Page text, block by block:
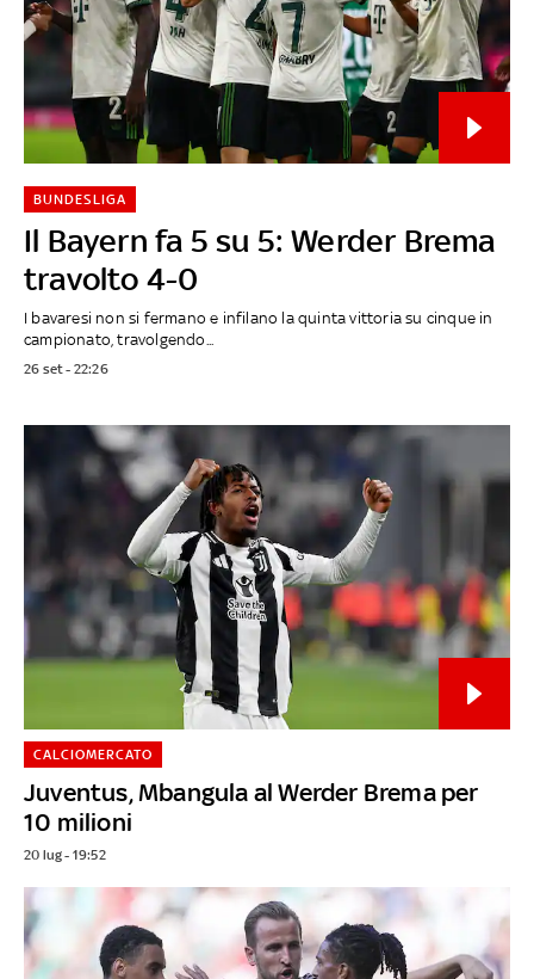
Il Bayern fa 5 su 5: Werder Brema
travolto 4-0
BUNDESLIGA
I bavaresi non si fermano e infilano la quinta vittoria su cinque in
campionato, travolgendo...
26 set - 22:26
Juventus, Mbangula al Werder Brema per
10 milioni
CALCIOMERCATO
20 lug - 19:52